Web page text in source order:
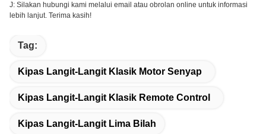
J: Silakan hubungi kami melalui email atau obrolan online untuk informasi
lebih lanjut. Terima kasih!
Tag:
Kipas Langit-Langit Klasik Motor Senyap
Kipas Langit-Langit Klasik Remote Control
Kipas Langit-Langit Lima Bilah